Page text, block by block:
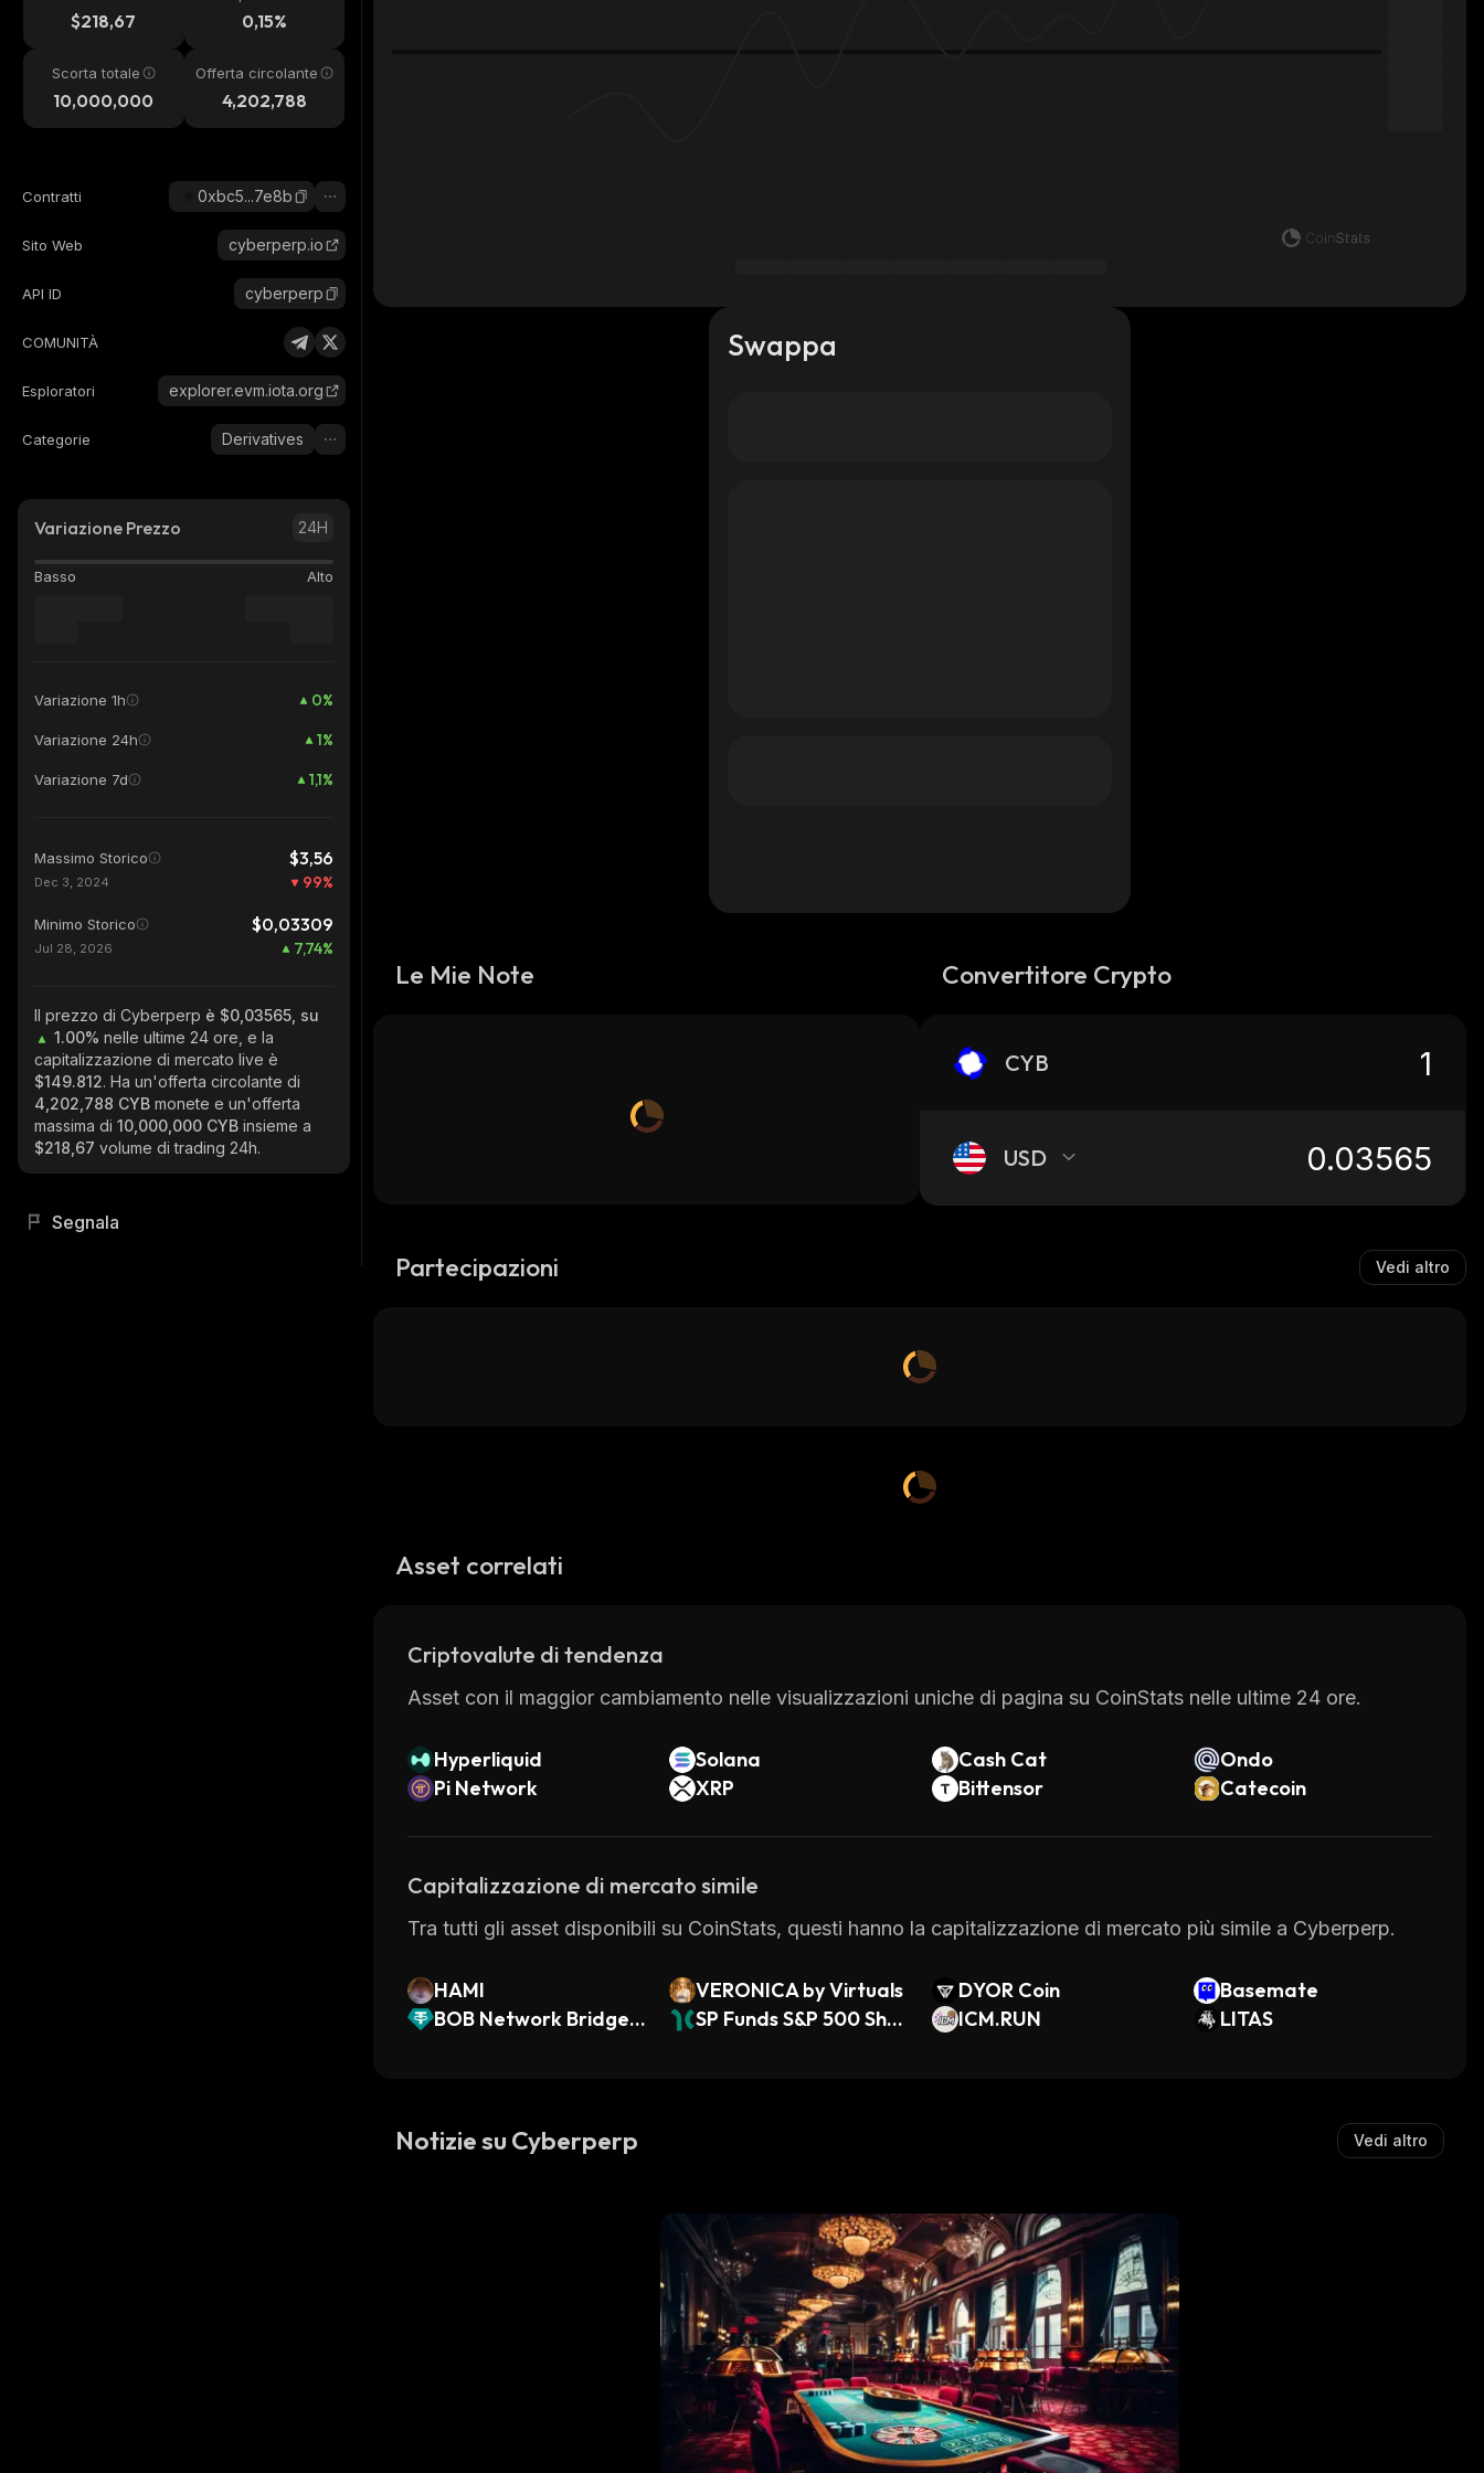
$218,67 0,15%
Scorta totale
10,000,000
Offerta circolante
4,202,788
Contratti 0xbc5...7e8b
Sito Web cyberperp.io
API ID cyberperp
COMUNITÀ
Esploratori explorer.evm.iota.org
Categorie Derivatives
Variazione Prezzo 24H
Basso Alto
Variazione 1h 0%
Variazione 24h 1%
Variazione 7d 1,1%
Massimo Storico $3,56
Dec 3, 2024 99%
Minimo Storico $0,03309
Jul 28, 2026 7,74%
Il prezzo di Cyberperp è $0,03565, su
1.00% nelle ultime 24 ore, e la
capitalizzazione di mercato live è
$149.812. Ha un'offerta circolante di
4,202,788 CYB monete e un'offerta
massima di 10,000,000 CYB insieme a
$218,67 volume di trading 24h.
Segnala
Swappa
Le Mie Note Convertitore Crypto
CYB
USD
Partecipazioni Vedi altro
Asset correlati
Criptovalute di tendenza
Asset con il maggior cambiamento nelle visualizzazioni uniche di pagina su CoinStats nelle ultime 24 ore.
Hyperliquid Solana Cash Cat
Ondo
Pi Network
XRP Bittensor Catecoin
Capitalizzazione di mercato simile
Tra tutti gli asset disponibili su CoinStats, questi hanno la capitalizzazione di mercato più simile a Cyberperp.
HAMI VERONICA by Virtuals DYOR Coin
Basemate
BOB Network Bridged
SP Funds S&P 500 Sha
ICM.RUN LITAS
Notizie su Cyberperp Vedi altro